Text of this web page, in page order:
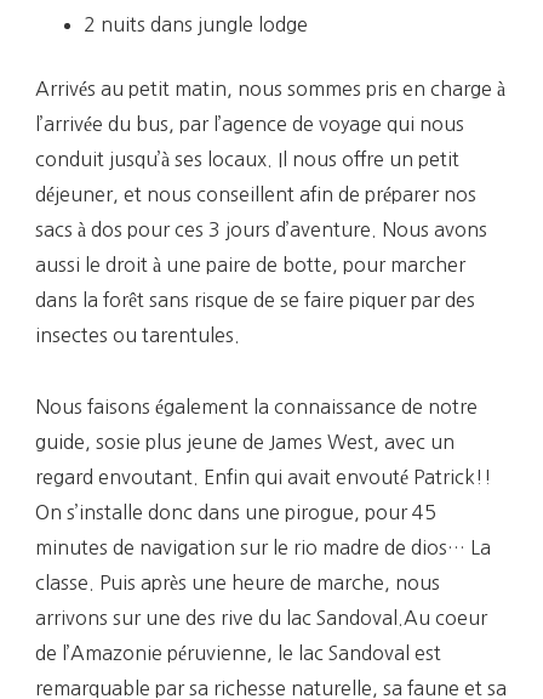
2 nuits dans jungle lodge
Arrivés au petit matin, nous sommes pris en charge à
l’arrivée du bus, par l’agence de voyage qui nous
conduit jusqu’à ses locaux. Il nous offre un petit
déjeuner, et nous conseillent afin de préparer nos
sacs à dos pour ces 3 jours d’aventure. Nous avons
aussi le droit à une paire de botte, pour marcher
dans la forêt sans risque de se faire piquer par des
insectes ou tarentules.
Nous faisons également la connaissance de notre
guide, sosie plus jeune de James West, avec un
regard envoutant. Enfin qui avait envouté Patrick!!
On s’installe donc dans une pirogue, pour 45
minutes de navigation sur le rio madre de dios… La
classe. Puis après une heure de marche, nous
arrivons sur une des rive du lac Sandoval.Au coeur
de l’Amazonie péruvienne, le lac Sandoval est
remarquable par sa richesse naturelle, sa faune et sa